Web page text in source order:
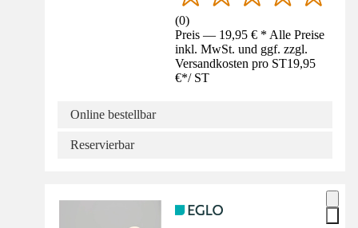
(0)
Preis — 19,95 € * Alle Preise
inkl. MwSt. und ggf. zzgl.
Versandkosten pro ST19,95
€*/ ST
Online bestellbar
Reservierbar